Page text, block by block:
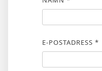
E-POSTADRESS *